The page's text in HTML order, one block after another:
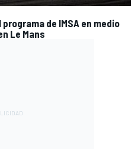
de IMSA en medio
Le Mans